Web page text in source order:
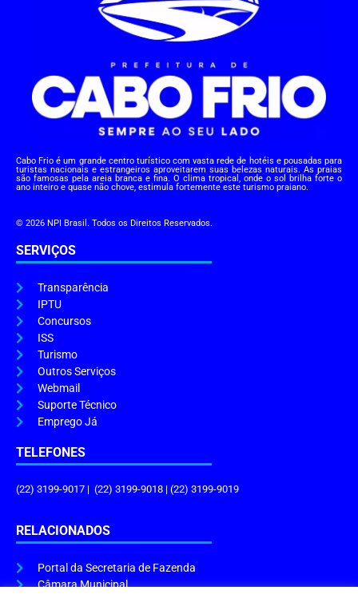
Cabo Frio é um grande centro turístico com vasta rede de hotéis e pousadas para
turistas nacionais e estrangeiros aproveitarem suas belezas naturais. As praias
são famosas pela areia branca e fina. O clima tropical, onde o sol brilha forte o
ano inteiro e quase não chove, estimula fortemente este turismo praiano.
© 2026 NPI Brasil. Todos os Direitos Reservados.
SERVIÇOS
Transparência
IPTU
Concursos
ISS
Turismo
Outros Serviços
Webmail
Suporte Técnico
Emprego Já
TELEFONES
(22) 3199-9017 | (22) 3199-9018 | (22) 3199-9019
RELACIONADOS
Portal da Secretaria de Fazenda
Câmara Municipal